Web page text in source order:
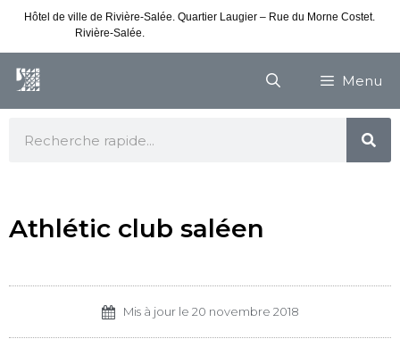
Hôtel de ville de Rivière-Salée. Quartier Laugier – Rue du Morne Costet.
Rivière-Salée.
Menu
Athlétic club saléen
Mis à jour le 20 novembre 2018